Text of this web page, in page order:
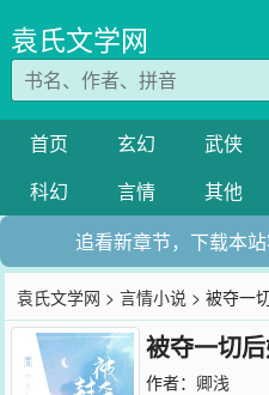
袁氏文学网
首页 玄幻 武侠
科幻
言情 其他
追看新章节，下载本
袁氏文学网 >言情小说 > 被夺一
被夺一切
作者： 卿浅